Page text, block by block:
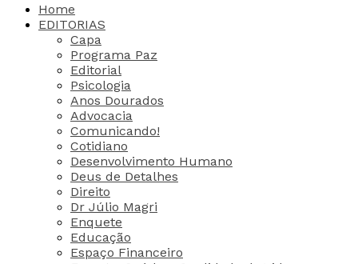
Home
EDITORIAS
Capa
Programa Paz
Editorial
Psicologia
Anos Dourados
Advocacia
Comunicando!
Cotidiano
Desenvolvimento Humano
Deus de Detalhes
Direito
Dr Júlio Magri
Enquete
Educação
Espaço Financeiro